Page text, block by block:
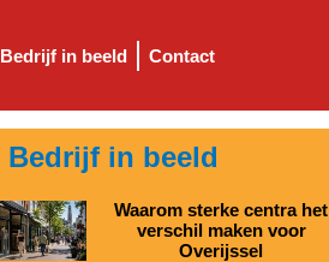
Bedrijf in beeld Contact
Bedrijf in beeld
Waarom sterke centra het
verschil maken voor
Overijssel